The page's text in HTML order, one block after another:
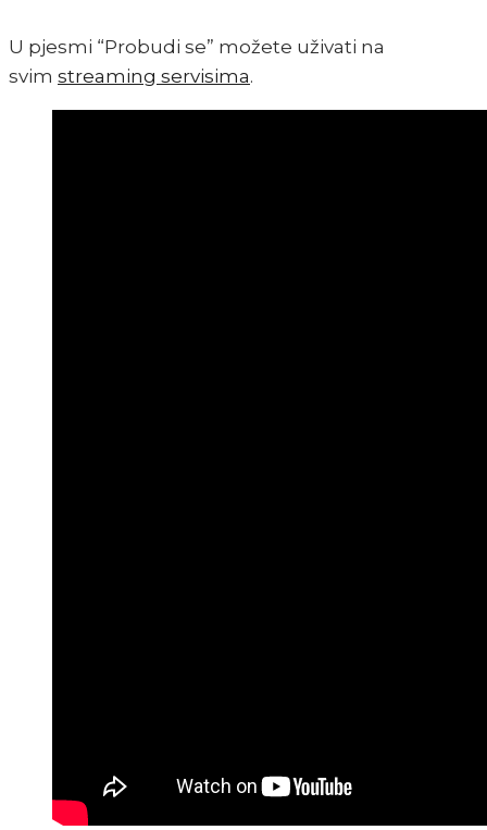
U pjesmi “Probudi se” možete uživati na
svim streaming servisima.